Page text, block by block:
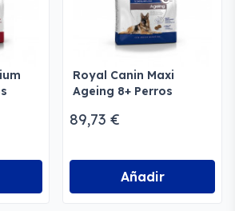
Royal Canin Maxi
Ageing 8+ Perros
89,73 €
Añadir